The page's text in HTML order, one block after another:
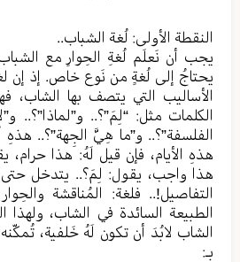
النقطة الأولى: لُغة الشباب..
يجب أن نَعلَم لُغةِ الحِوارِ مع
يحتاجُ إلى لُغةٍ من نَوع خاص. إذ إن
الأساليب التي يتصف بها الشاب،
الكلمات مثل: “لِمَ”؟.. و”لماذا”؟..
الفلسفة”؟.. و”ما هِيَّ الجِهة”؟..
هذهِ الأيام، فإن قيل لَهُ: هذا حرام،
هذا واجب، يقول: لِمَ؟.. يتدخل
التفاصيل!.. فلغة: المُناقشة
الطبيعة السائدة في الشاب، ولهذا
الشاب لابُدَ أن تكون لَهُ خَلفية،
بـ: